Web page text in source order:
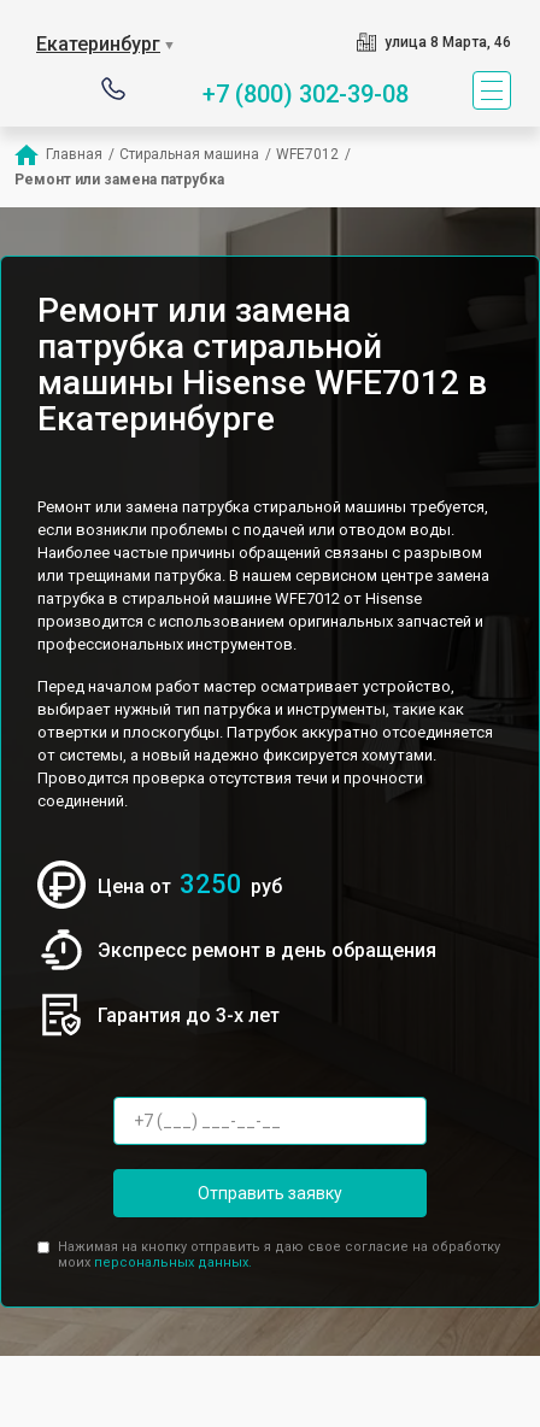
Екатеринбург ▼ улица 8 Марта, 46
+7 (800) 302-39-08
Главная / Стиральная машина / WFE7012 /
Ремонт или замена патрубка
Ремонт или замена
патрубка стиральной
машины Hisense WFE7012 в
Екатеринбурге
Ремонт или замена патрубка стиральной машины требуется,
если возникли проблемы с подачей или отводом воды.
Наиболее частые причины обращений связаны с разрывом
или трещинами патрубка. В нашем сервисном центре замена
патрубка в стиральной машине WFE7012 от Hisense
производится с использованием оригинальных запчастей и
профессиональных инструментов.
Перед началом работ мастер осматривает устройство,
выбирает нужный тип патрубка и инструменты, такие как
отвертки и плоскогубцы. Патрубок аккуратно отсоединяется
от системы, а новый надежно фиксируется хомутами.
Проводится проверка отсутствия течи и прочности
соединений.
Цена от 3250 руб
Экспресс ремонт в день обращения
Гарантия до 3-х лет
Отправить заявку
Нажимая на кнопку отправить я даю свое согласие на обработку
моих персональных данных.